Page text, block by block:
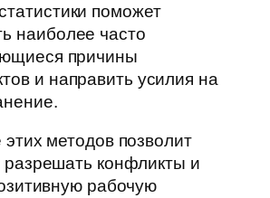
поможет
наиболее часто
причины
и направить усилия на
методов позволит
конфликты и
рабочую